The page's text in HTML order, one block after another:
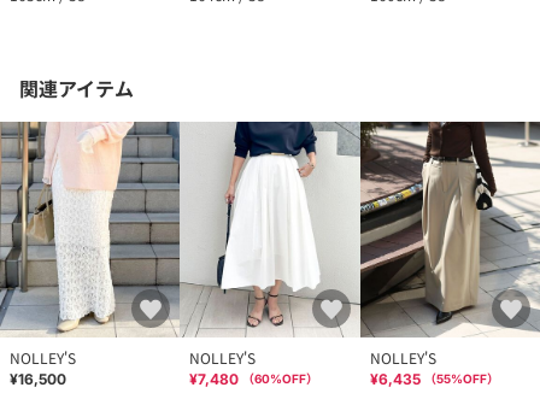
関連アイテム
NOLLEY'S
¥16,500
NOLLEY'S
¥7,480 （60%OFF）
NOLLEY'S
¥6,435 （55%OFF）